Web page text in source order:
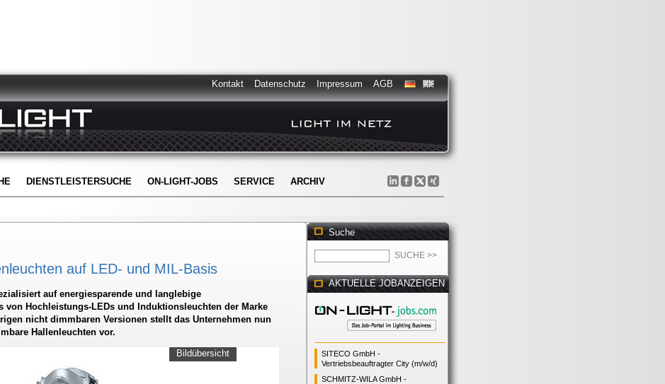
Kontakt Datenschutz Impressum AGB
DIENSTLEISTERSUCHE ON-LIGHT-JOBS SERVICE ARCHIV
auf LED- und MIL-Basis
auf energiesparende und langlebige
von Hochleistungs-LEDs und Induktionsleuchten der Marke
nicht dimmbaren Versionen stellt das Unternehmen nun
Hallenleuchten vor.
Bildübersicht
Suche
AKTUELLE JOBANZEIGEN
SITECO GmbH -
Vertriebsbeauftragter City (m/w/d)
SCHMITZ-WILA GmbH -